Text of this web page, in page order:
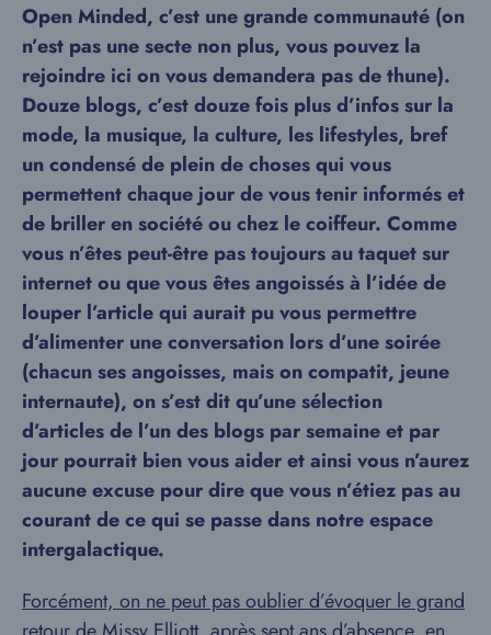
Open Minded, c’est une grande communauté (on
n’est pas une secte non plus, vous pouvez la
rejoindre ici on vous demandera pas de thune).
Douze blogs, c’est douze fois plus d’infos sur la
mode, la musique, la culture, les lifestyles, bref
un condensé de plein de choses qui vous
permettent chaque jour de vous tenir informés et
de briller en société ou chez le coiffeur. Comme
vous n’êtes peut-être pas toujours au taquet sur
internet ou que vous êtes angoissés à l’idée de
louper l’article qui aurait pu vous permettre
d’alimenter une conversation lors d’une soirée
(chacun ses angoisses, mais on compatit, jeune
internaute), on s’est dit qu’une sélection
d’articles de l’un des blogs par semaine et par
jour pourrait bien vous aider et ainsi vous n’aurez
aucune excuse pour dire que vous n’étiez pas au
courant de ce qui se passe dans notre espace
intergalactique.
Forcément, on ne peut pas oublier d’évoquer le grand